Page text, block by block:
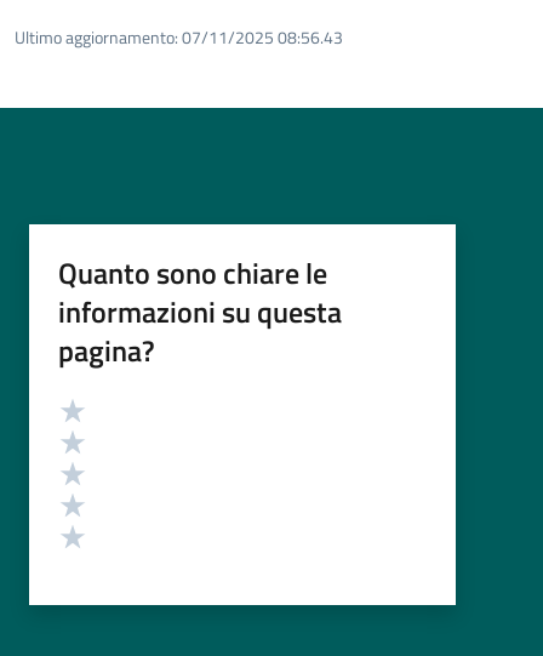
Ultimo aggiornamento:07/11/2025 08:56.43
Quanto sono chiare le
informazioni su questa
pagina?
Valutazione